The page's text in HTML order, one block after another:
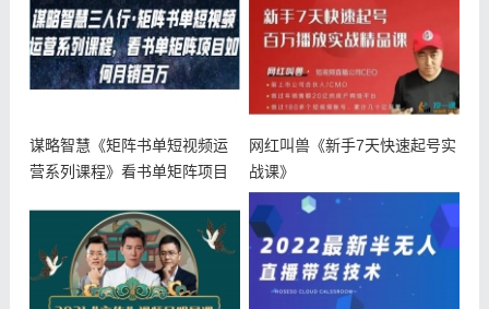
谋略智慧《矩阵书单短视频运
营系列课程》看书单矩阵项目
网红叫兽《新手7天快速起号实
战课》